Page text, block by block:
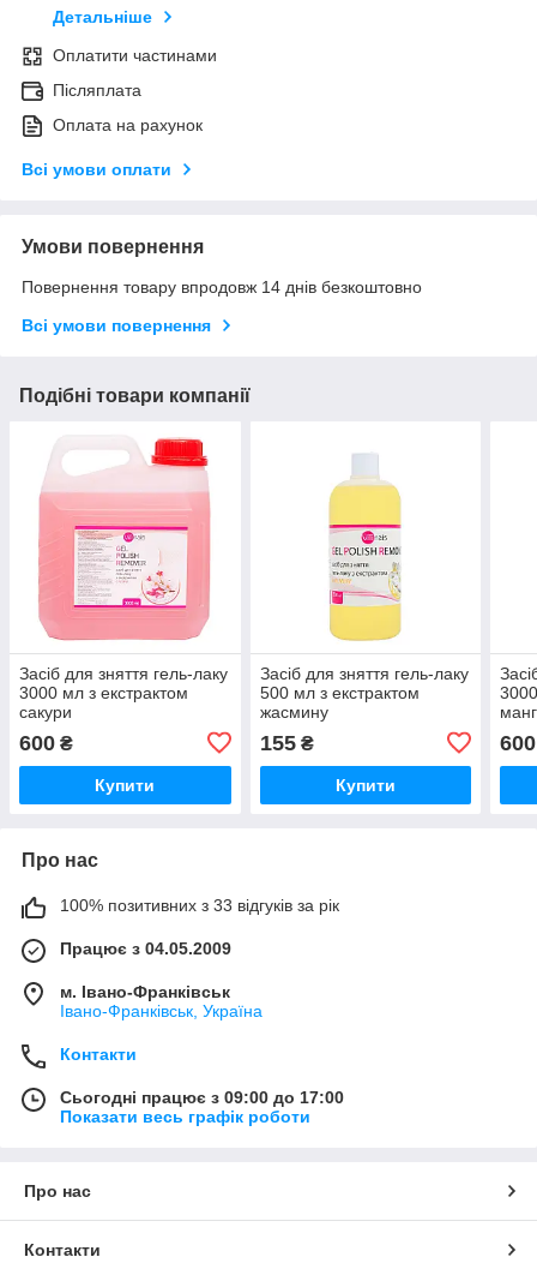
Детальніше
Оплатити частинами
Післяплата
Оплата на рахунок
Всі умови оплати
Умови повернення
Повернення товару впродовж 14 днів безкоштовно
Всі умови повернення
Подібні товари компанії
Засіб для зняття гель-лаку
3000 мл з екстрактом
сакури
600 ₴
Купити
Засіб для зняття гель-лаку
500 мл з екстрактом
жасмину
155₴
Купити
600
Про нас
100% позитивних з 33 відгуків за рік
Працює з 04.05.2009
м. Івано-Франківськ
Івано-Франківськ, Україна
Контакти
Сьогодні працює з 09:00 до 17:00
Показати весь графік роботи
Про нас
Контакти